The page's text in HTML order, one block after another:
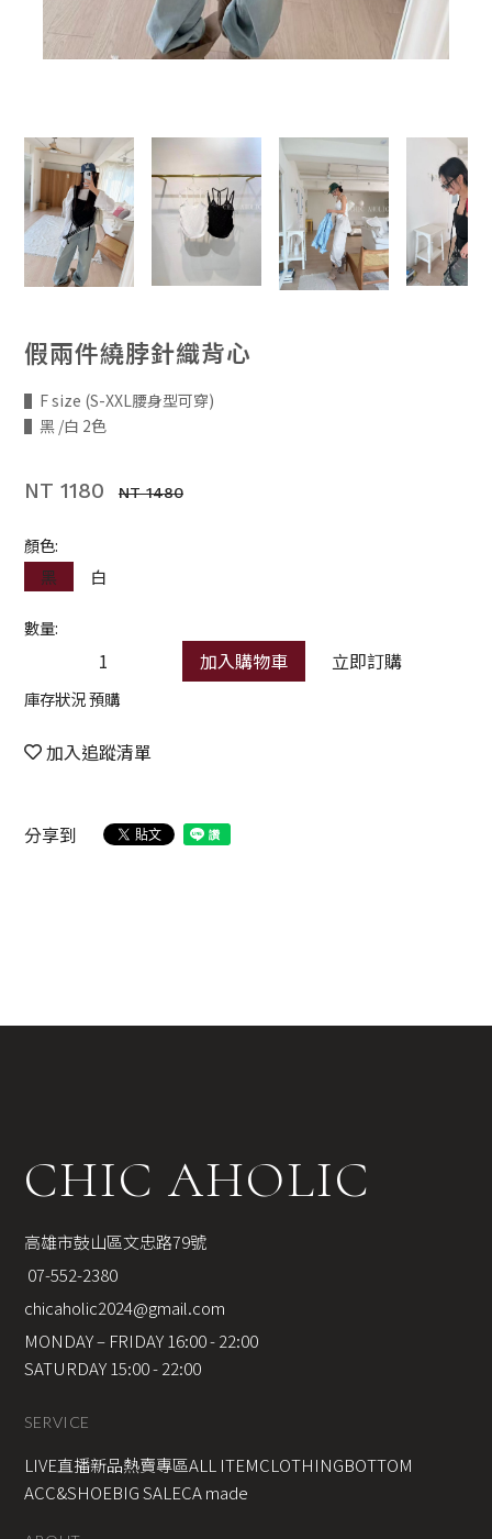
假兩件繞脖針織背心
▌F size (S-XXL腰身型可穿)
▌黑 /白 2色
NT 1180 NT 1480
顏色:
黑
白
數量:
加入購物車 立即訂購
庫存狀況 預購
加入追蹤清單
分享到
CHIC AHOLIC
高雄市鼓山區文忠路79號
07-552-2380
chicaholic2024@gmail.com
MONDAY – FRIDAY 16:00 - 22:00
SATURDAY 15:00 - 22:00
SERVICE
LIVE直播新品熱賣專區ALL ITEMCLOTHINGBOTTOM
ACC&SHOEBIG SALECA made